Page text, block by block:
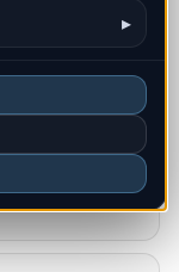
▸
Regiones principales